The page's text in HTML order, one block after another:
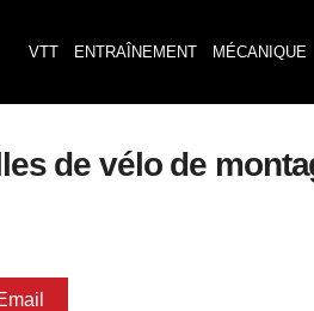
VTT ENTRAÎNEMENT MÉCANIQUE
de vélo de